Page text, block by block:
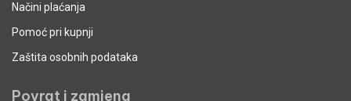
Načini plaćanja
Pomoć pri kupnji
Zaštita osobnih podataka
Povrat i zamjena